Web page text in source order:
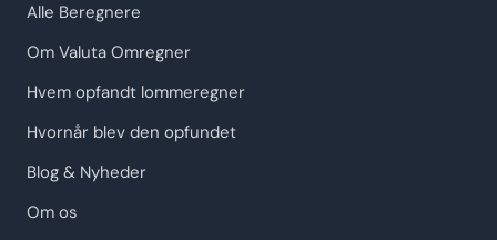
Alle Beregnere
Om Valuta Omregner
Hvem opfandt lommeregner
Hvornår blev den opfundet
Blog & Nyheder
Om os